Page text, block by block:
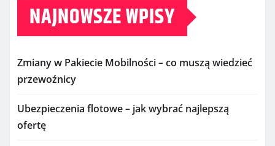
NAJNOWSZE WPISY
Zmiany w Pakiecie Mobilności – co muszą wiedzieć
przewoźnicy
Ubezpieczenia flotowe – jak wybrać najlepszą
ofertę